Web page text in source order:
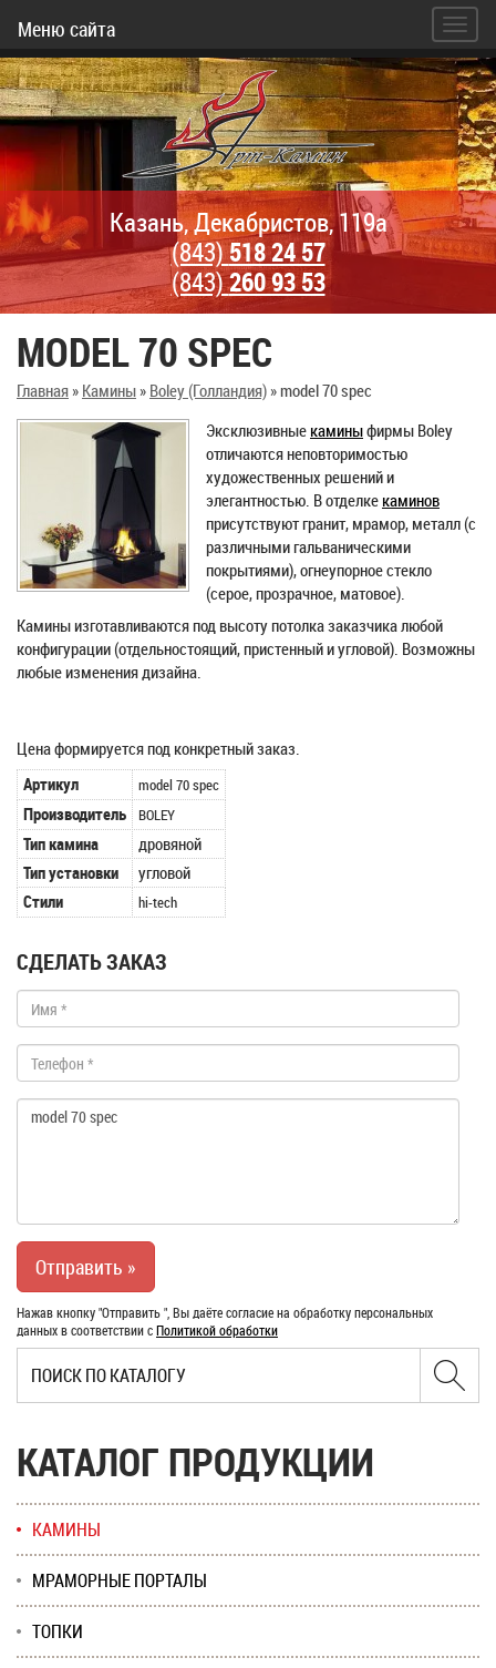
Меню сайта
Казань, Декабристов, 119а
(843)518 24 57
(843)260 93 53
MODEL 70 SPEC
Главная» Камины» Boley (Голландия)»model 70 spec
Эксклюзивные каминыфирмы Boley
отличаются неповторимостью
художественных решений и
элегантностью. В отделке каминов
присутствуют гранит, мрамор, металл (с
различными гальваническими
покрытиями), огнеупорное стекло
(серое, прозрачное, матовое).
Камины изготавливаются под высоту потолка заказчика любой
конфигурации (отдельностоящий, пристенный и угловой). Возможны
любые изменения дизайна.
Цена формируется под конкретный заказ.
Артикул
model 70 spec
Производитель BOLEY
Тип камина
дровяной
Тип установки
угловой
Стили
hi-tech
СДЕЛАТЬ ЗАКАЗ
Нажав кнопку "Отправить ", Вы даёте согласие на обработку персональных
данных в соответствии сПолитикой обработки
КАТАЛОГ ПРОДУКЦИИ
КАМИНЫ
МРАМОРНЫЕ ПОРТАЛЫ
ТОПКИ